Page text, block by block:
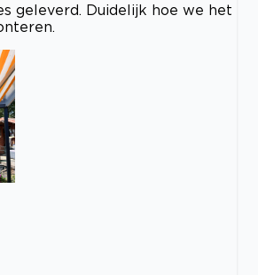
geleverd. Duidelijk hoe we het